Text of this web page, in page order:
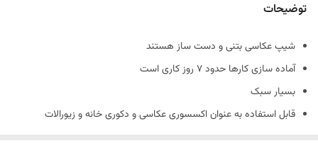
توضیحات
شیپ عکاسی بتنی و دست ساز هستند
آماده سازی کارها حدود 7 روز کاری است
بسیار سبک
قابل استفاده به عنوان اکسسوری عکاسی و دکوری خانه و زیورالات